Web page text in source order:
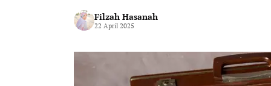
Filzah Hasanah
22 April 2025